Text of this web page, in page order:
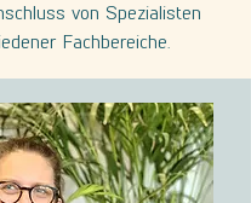
von Spezialisten
Fachbereiche.